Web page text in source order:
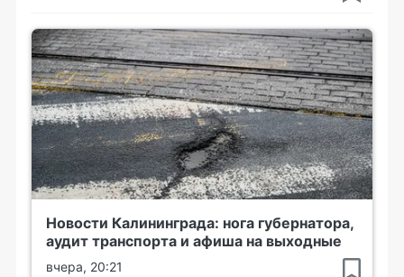
Новости Калининграда: нога губернатора,
аудит транспорта и афиша на выходные
вчера, 20:21